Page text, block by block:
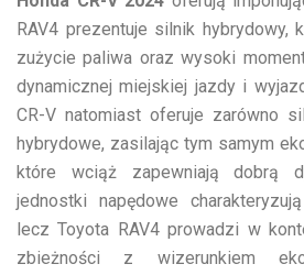
RAV4 prezentuje silnik hybrydowy,
zużycie paliwa oraz wysoki
dynamicznej miejskiej jazdy i
CR-V natomiast oferuje zarówno
hybrydowe, zasilając tym samym
które wciąż zapewniają dobrą
jednostki napędowe
lecz Toyota RAV4 prowadzi w
zbieżności z wizerunkiem